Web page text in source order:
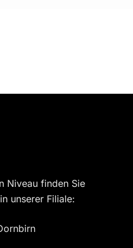
Niveau finden Sie
unserer Filiale: